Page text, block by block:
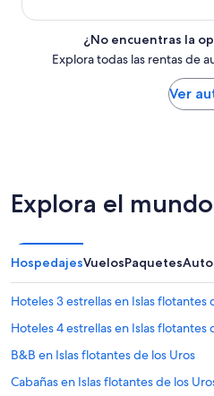
¿No encuentras la
Explora todas las rentas de
Ver
Explora el
HospedajesVuelosPaquetes
Hoteles 3 estrellas en Islas flotantes
Hoteles 4 estrellas en Islas flotantes
B&B en Islas flotantes de los Uros
Cabañas en Islas flotantes de los